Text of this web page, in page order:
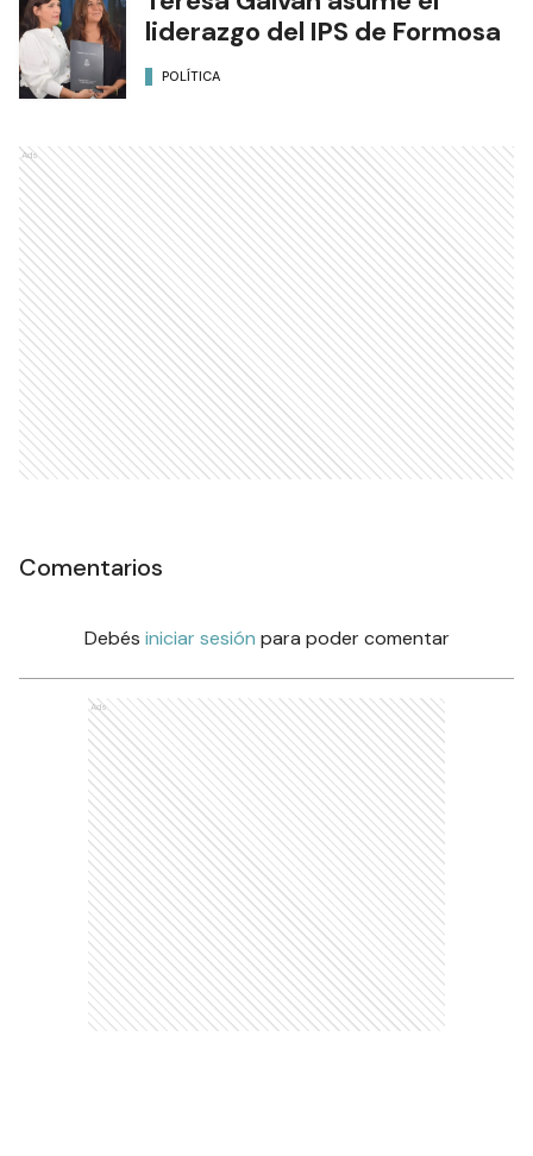
liderazgo del IPS de Formosa
POLÍTICA
Ads
Comentarios
Debés iniciar sesión para poder comentar
Ads